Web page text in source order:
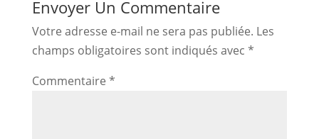
Envoyer Un Commentaire
Votre adresse e-mail ne sera pas publiée. Les
champs obligatoires sont indiqués avec *
Commentaire *